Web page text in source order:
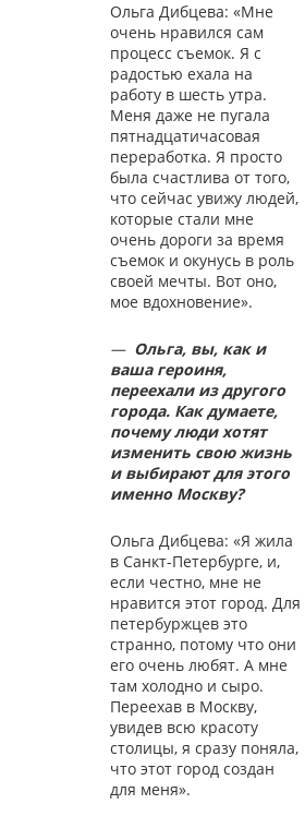
Ольга Дибцева: «Мне
очень нравился сам
процесс съемок. Я с
радостью ехала на
работу в шесть утра.
Меня даже не пугала
пятнадцатичасовая
переработка. Я просто
была счастлива от того,
что сейчас увижу людей,
которые стали мне
очень дороги за время
съемок и окунусь в роль
своей мечты. Вот оно,
мое вдохновение».
—Ольга, вы, как и
ваша героиня,
переехали из другого
города. Как думаете,
почему люди хотят
изменить свою жизнь
и выбирают для этого
именно Москву?
Ольга Дибцева: «Я жила
в Санкт-Петербурге, и,
если честно, мне не
нравится этот город. Для
петербуржцев это
странно, потому что они
его очень любят. А мне
там холодно и сыро.
Переехав в Москву,
увидев всю красоту
столицы, я сразу поняла,
что этот город создан
для меня».